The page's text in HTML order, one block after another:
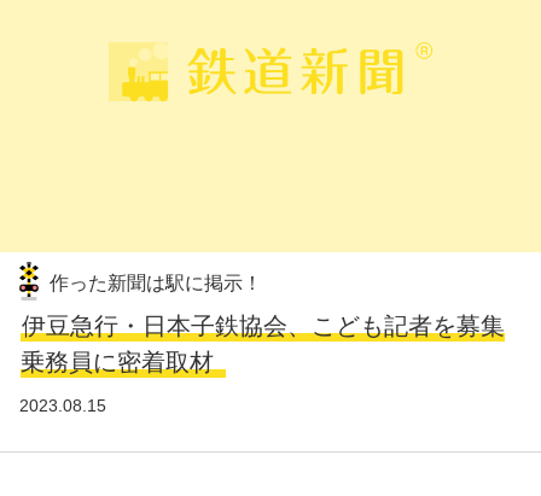
作った新聞は駅に掲示！
伊豆急行・日本子鉄協会、こども記者を募集
乗務員に密着取材
2023.08.15